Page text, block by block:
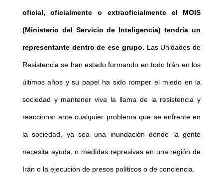
oficial, oficialmente o extraoficialmente el MOIS
(Ministerio del Servicio de Inteligencia) tendría un
representante dentro de ese grupo. Las Unidades de
Resistencia se han estado formando en todo Irán en los
últimos años y su papel ha sido romper el miedo en la
sociedad y mantener viva la llama de la resistencia y
reaccionar ante cualquier problema que se enfrente en
la sociedad, ya sea una inundación donde la gente
necesita ayuda, o medidas represivas en una región de
Irán o la ejecución de presos políticos o de conciencia.